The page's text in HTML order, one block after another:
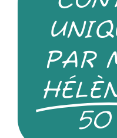
PAR
50